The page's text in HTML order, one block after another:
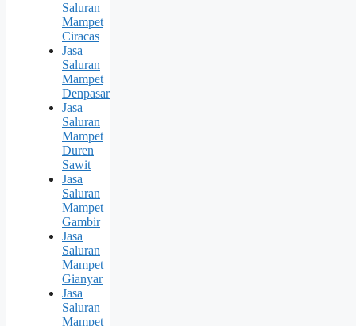
Saluran
Mampet
Ciracas
Jasa
Saluran
Mampet
Denpasar
Jasa
Saluran
Mampet
Duren
Sawit
Jasa
Saluran
Mampet
Gambir
Jasa
Saluran
Mampet
Gianyar
Jasa
Saluran
Mampet